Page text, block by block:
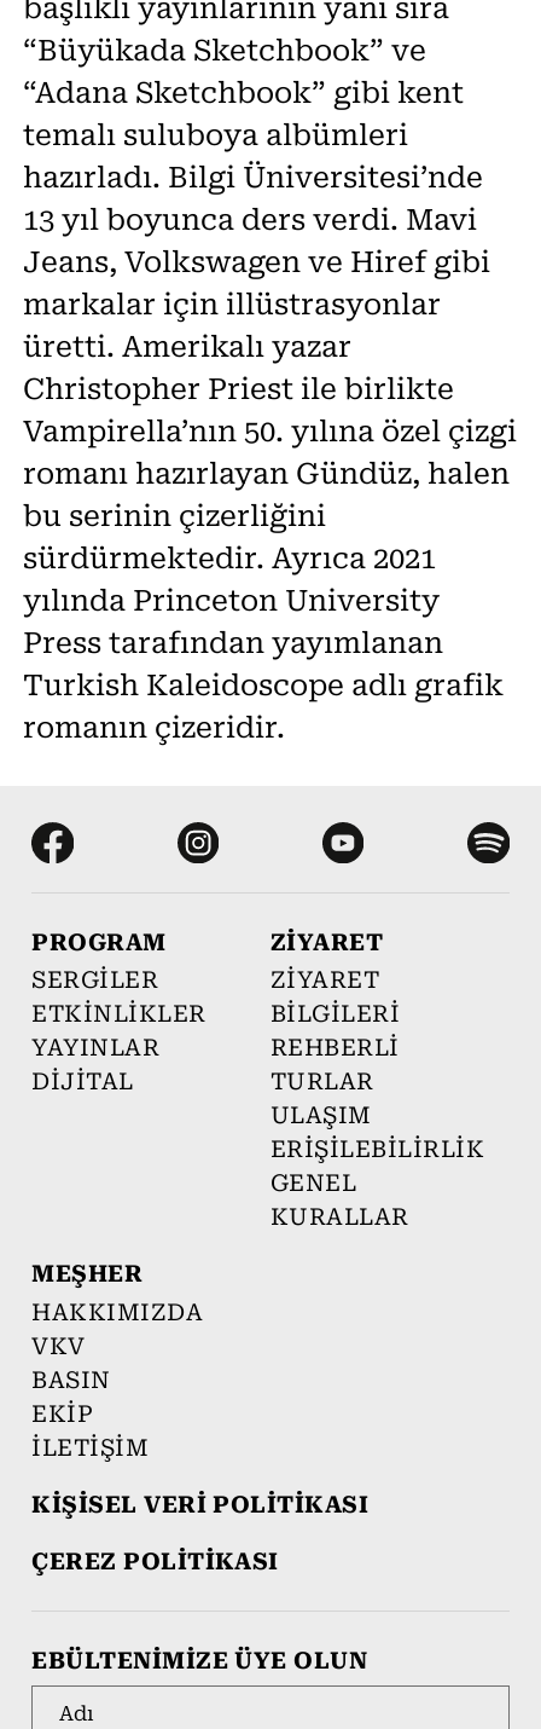
başlıklı yayınlarının yanı sıra
“Büyükada Sketchbook” ve
“Adana Sketchbook” gibi kent
temalı suluboya albümleri
hazırladı. Bilgi Üniversitesi’nde
13 yıl boyunca ders verdi. Mavi
Jeans, Volkswagen ve Hiref gibi
markalar için illüstrasyonlar
üretti. Amerikalı yazar
Christopher Priest ile birlikte
Vampirella’nın 50. yılına özel çizgi
romanı hazırlayan Gündüz, halen
bu serinin çizerliğini
sürdürmektedir. Ayrıca 2021
yılında Princeton University
Press tarafından yayımlanan
Turkish Kaleidoscope adlı grafik
romanın çizeridir.
PROGRAM
SERGİLER
ETKİNLİKLER
YAYINLAR
DİJİTAL
ZİYARET
ZİYARET
BİLGİLERİ
REHBERLİ
TURLAR
ULAŞIM
ERİŞİLEBİLİRLİK
GENEL
KURALLAR
MEŞHER
HAKKIMIZDA
VKV
BASIN
EKİP
İLETİŞİM
KİŞİSEL VERİ POLİTİKASI
ÇEREZ POLİTİKASI
EBÜLTENİMİZE ÜYE OLUN